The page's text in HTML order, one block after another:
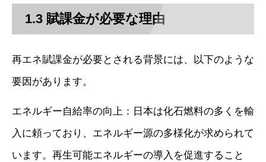
1.3 賦課金が必要な理由
再エネ賦課金が必要とされる背景には、以下のような
要因があります。
エネルギー自給率の向上：日本は化石燃料の多くを輸
入に頼っており、エネルギー源の多様化が求められて
います。再生可能エネルギーの導入を促進すること